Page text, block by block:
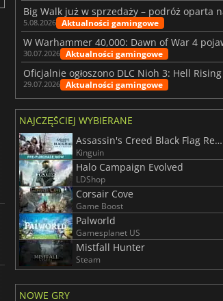
5.08.2026 Aktualności gamingowe
30.07.2026 Aktualności gamingowe
Oficjalnie ogłoszono DLC Nioh 3: Hell Rising
29.07.2026 Aktualności gamingowe
NAJCZĘŚCIEJ WYBIERANE
Assassin's Creed Black Flag Resynced
Kinguin
Halo Campaign Evolved
LDShop
Corsair Cove
Game Boost
Palworld
Gamesplanet US
Mistfall Hunter
Steam
NOWE GRY